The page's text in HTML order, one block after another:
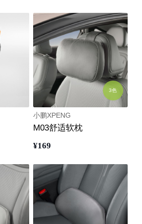
3色
小鹏XPENG
M03舒适软枕
¥169